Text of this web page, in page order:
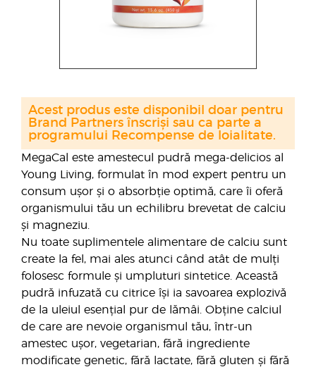
MegaCal este amestecul pudră mega-delicios al
Young Living, formulat în mod expert pentru un
consum ușor și o absorbție optimă, care îi oferă
organismului tău un echilibru brevetat de calciu
și magneziu.
Nu toate suplimentele alimentare de calciu sunt
create la fel, mai ales atunci când atât de mulți
folosesc formule și umpluturi sintetice. Această
pudră infuzată cu citrice își ia savoarea explozivă
de la uleiul esențial pur de lămâi. Obține calciul
de care are nevoie organismul tău, într-un
amestec ușor, vegetarian, fără ingrediente
modificate genetic, fără lactate, fără gluten și fără
Acest produs este disponibil doar pentru
Brand Partners înscriși sau ca parte a
programului Recompense de loialitate.